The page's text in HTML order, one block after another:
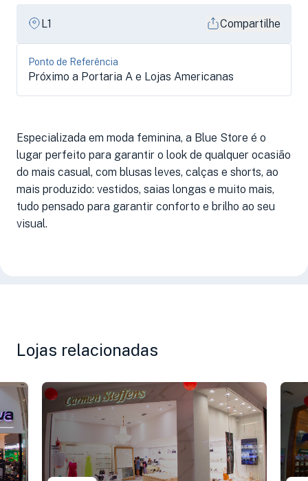
L1 Compartilhe
Ponto de Referência
Próximo a Portaria A e Lojas Americanas
Especializada em moda feminina, a Blue Store é o
lugar perfeito para garantir o look de qualquer ocasião
do mais casual, com blusas leves, calças e shorts, ao
mais produzido: vestidos, saias longas e muito mais,
tudo pensado para garantir conforto e brilho ao seu
visual.
Lojas relacionadas